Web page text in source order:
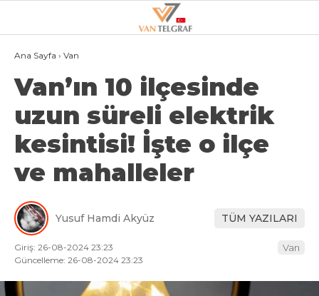
22.4°
GALERİ VİDEO
VAN
BÖLGE
3.SAYFA
GÜNDEM
SPOR
EKONOMI
MAGAZIN
Ana Sayfa › Van
Van’ın 10 ilçesinde
uzun süreli elektrik
kesintisi! İşte o ilçe
ve mahalleler
Yusuf Hamdi Akyüz TÜM YAZILARI
Giriş: 26-08-2024 23:23
Güncelleme: 26-08-2024 23:23
Van